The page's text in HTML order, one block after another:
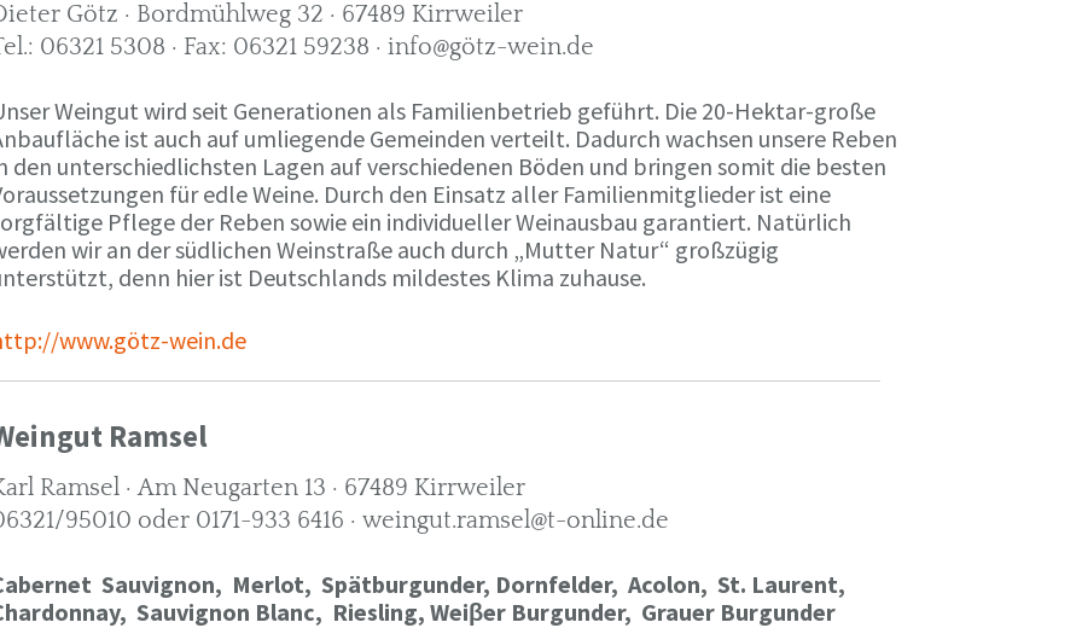
Götz · Bordmühlweg 32 · 67489 Kirrweiler
06321 5308 · Fax: 06321 59238 · info@götz-wein.de
Weingut wird seit Generationen als Familienbetrieb geführt. Die 20-Hektar-große
ist auch auf umliegende Gemeinden verteilt. Dadurch wachsen unsere Reben
den unterschiedlichsten Lagen auf verschiedenen Böden und bringen somit die besten
für edle Weine. Durch den Einsatz aller Familienmitglieder ist eine
Pflege der Reben sowie ein individueller Weinausbau garantiert. Natürlich
wir an der südlichen Weinstraße auch durch „Mutter Natur“ großzügig
denn hier ist Deutschlands mildestes Klima zuhause.
www.götz-wein.de
Ramsel
Ramsel · Am Neugarten 13 · 67489 Kirrweiler
95010 oder 0171-933 6416 · weingut.ramsel@t-online.de
Sauvignon, Merlot, Spätburgunder, Dornfelder, Acolon, St. Laurent,
Sauvignon Blanc, Riesling, Weiβer Burgunder, Grauer Burgunder